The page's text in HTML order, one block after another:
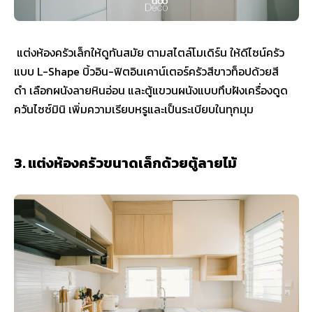
แต่งห้องครัวเล็กให้ดูทันสมัย ตามสไตล์โมเดิร์น ให้ดีไซน์ครัว
แบบ L-Shape บิ้วอิน-ฟิตอินเคาน์เตอร์ครัวสีขาวท็อปด้วยสี
ดำ เลือกผนังลายหินอ่อน และตู้แขวนผนังแบบทึบฝังเครื่องดูด
ควันไซซ์มินิ เพิ่มความเรียบหรูและเป็นระเบียบในทุกมุม
3. แต่งห้องครัวขนาดเล็กด้วยตู้ลายไม้